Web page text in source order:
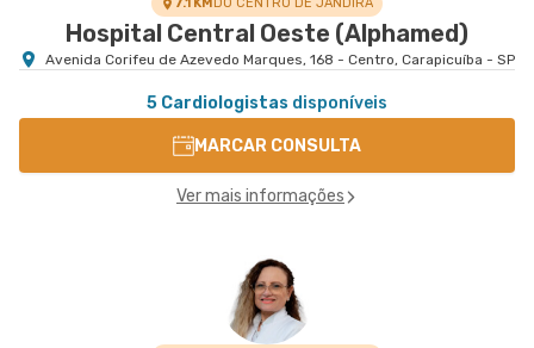
Hospital Central Oeste (Alphamed)
Avenida Corifeu de Azevedo Marques, 168 - Centro, Carapicuíba - SP
5 Cardiologistas disponíveis
MARCAR CONSULTA
Ver mais informações